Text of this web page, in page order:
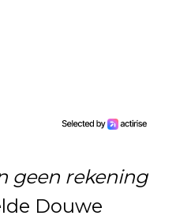
geen rekening
Douwe